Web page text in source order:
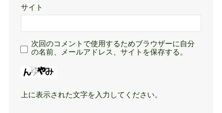
サイト
次回のコメントで使用するためブラウザーに自分
の名前、メールアドレス、サイトを保存する。
上に表示された文字を入力してください。